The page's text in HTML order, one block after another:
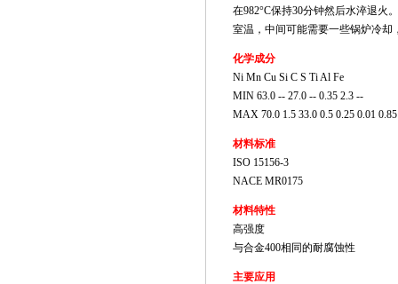
在982°C保持30分钟然后水淬退火
室温，中间可能需要一些锅炉冷
化学成分
Ni Mn Cu Si C S Ti Al Fe
MIN 63.0 -- 27.0 -- 0.35 2.3 --
MAX 70.0 1.5 33.0 0.5 0.25 0.01
材料标准
ISO 15156-3
NACE MR0175
材料特性
高强度
与合金400相同的耐腐蚀性
主要应用